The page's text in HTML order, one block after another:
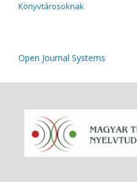
Könyvtárosoknak
Open Journal Systems